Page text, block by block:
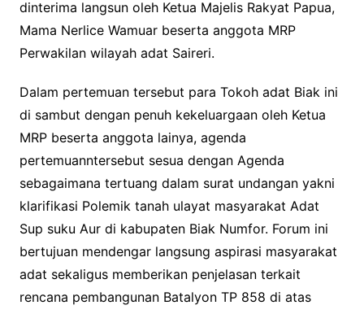
dinterima langsun oleh Ketua Majelis Rakyat Papua,
Mama Nerlice Wamuar beserta anggota MRP
Perwakilan wilayah adat Saireri.
Dalam pertemuan tersebut para Tokoh adat Biak ini
di sambut dengan penuh kekeluargaan oleh Ketua
MRP beserta anggota lainya, agenda
pertemuanntersebut sesua dengan Agenda
sebagaimana tertuang dalam surat undangan yakni
klarifikasi Polemik tanah ulayat masyarakat Adat
Sup suku Aur di kabupaten Biak Numfor. Forum ini
bertujuan mendengar langsung aspirasi masyarakat
adat sekaligus memberikan penjelasan terkait
rencana pembangunan Batalyon TP 858 di atas